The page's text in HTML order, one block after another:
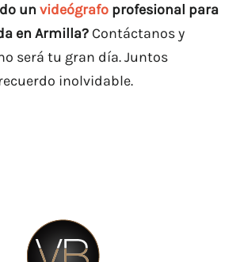
un videógrafo profesional para
en Armilla? Contáctanos y
será tu gran día. Juntos
inolvidable.